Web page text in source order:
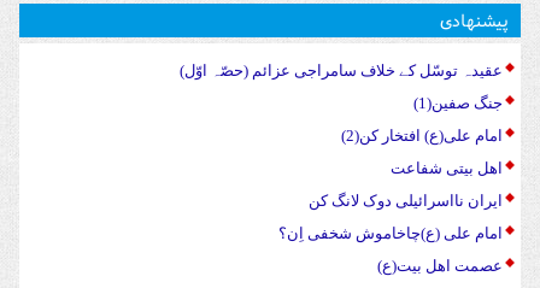
پیشنهادی
عقیدہ توسّل کے خلاف سامراجی عزائم (حصّہ اوّل)
جنگ صفین(1)
امام علی(ع) افتخار کن(2)
اهل بیتی شفاعت
ایران نااسرائیلی دوک لانگ کن
امام علی (ع)چاخاموش شخفی اِن؟
عصمت اهل بیت(ع)